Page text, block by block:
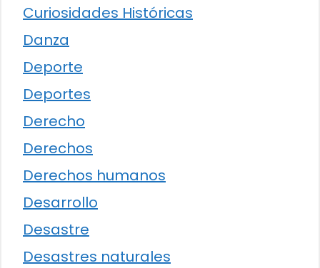
Curiosidades Históricas
Danza
Deporte
Deportes
Derecho
Derechos
Derechos humanos
Desarrollo
Desastre
Desastres naturales